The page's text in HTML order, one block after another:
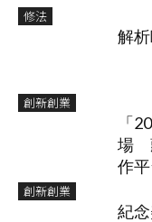
修法
解
創新創業
「
場
作
創新創業
紀